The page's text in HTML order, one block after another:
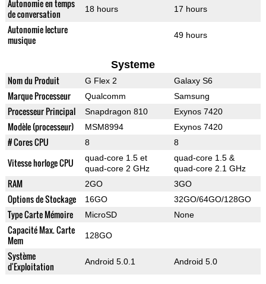
Autonomie en temps
de conversation
18 hours 17 hours
Autonomie lecture
musique
49 hours
Systeme
Nom du Produit G Flex 2 Galaxy S6
Marque Processeur Qualcomm Samsung
Processeur Principal Snapdragon 810 Exynos 7420
Modèle (processeur) MSM8994 Exynos 7420
# Cores CPU 8 8
Vitesse horloge CPU
quad-core 1.5 et
quad-core 2 GHz
quad-core 1.5 &
quad-core 2.1 GHz
RAM 2GO 3GO
Options de Stockage 16GO 32GO/64GO/128GO
Type Carte Mémoire MicroSD None
Capacité Max. Carte
Mem
128GO
Système
d'Exploitation
Android 5.0.1 Android 5.0